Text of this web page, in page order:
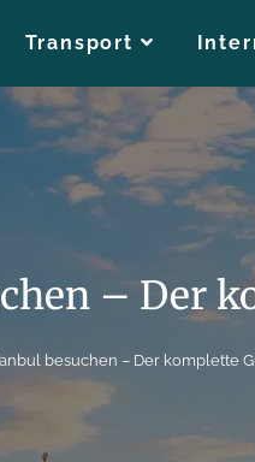
Transport
– Der
besuchen – Der komplette